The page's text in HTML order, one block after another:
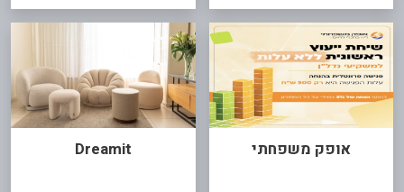
אופק משפחתי Dreamit